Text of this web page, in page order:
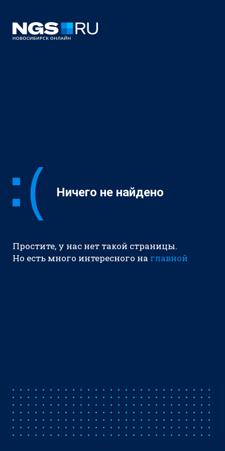
Ничего не найдено
Простите, у нас нет такой страницы.
Но есть много интересного на главной